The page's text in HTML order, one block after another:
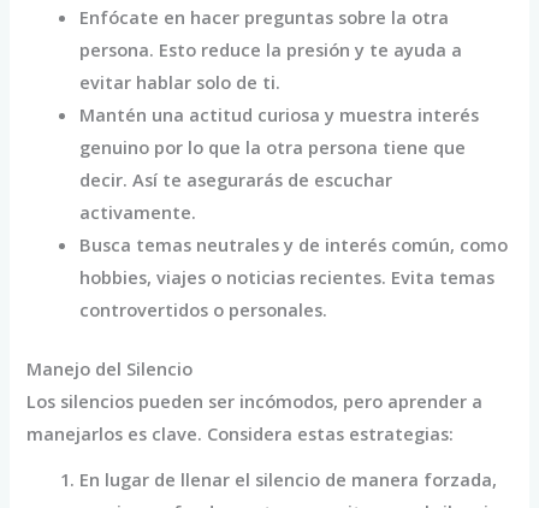
Enfócate en hacer preguntas sobre la otra
persona. Esto reduce la presión y te ayuda a
evitar hablar solo de ti.
Mantén una actitud curiosa y muestra interés
genuino por lo que la otra persona tiene que
decir. Así te asegurarás de escuchar
activamente.
Busca temas neutrales y de interés común, como
hobbies, viajes o noticias recientes. Evita temas
controvertidos o personales.
Manejo del Silencio
Los silencios pueden ser incómodos, pero aprender a
manejarlos es clave. Considera estas estrategias:
En lugar de llenar el silencio de manera forzada,